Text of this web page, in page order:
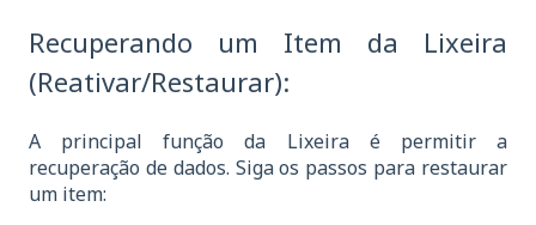
Recuperando um Item da Lixeira
(Reativar/Restaurar):
A principal função da Lixeira é permitir a
recuperação de dados. Siga os passos para restaurar
um item: